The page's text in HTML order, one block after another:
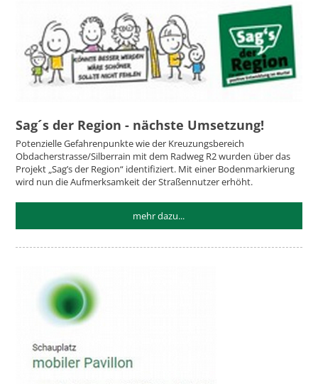
Sag´s der Region - nächste Umsetzung!
Potenzielle Gefahrenpunkte wie der Kreuzungsbereich
Obdacherstrasse/Silberrain mit dem Radweg R2 wurden über das
Projekt „Sag’s der Region“ identifiziert. Mit einer Bodenmarkierung
wird nun die Aufmerksamkeit der Straßennutzer erhöht.
mehr dazu...